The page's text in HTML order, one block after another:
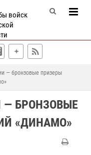
войск
— бронзовые призеры
— БРОНЗОВЫЕ
«ДИНАМО»